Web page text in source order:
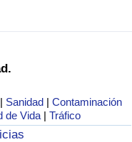
| Sanidad |Contaminación
de Vida |Tráfico